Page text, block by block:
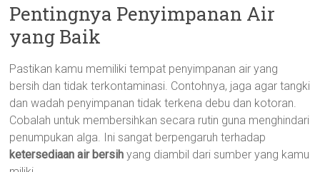
Pentingnya Penyimpanan Air
yang Baik
Pastikan kamu memiliki tempat penyimpanan air yang
bersih dan tidak terkontaminasi. Contohnya, jaga agar tangki
dan wadah penyimpanan tidak terkena debu dan kotoran.
Cobalah untuk membersihkan secara rutin guna menghindari
penumpukan alga. Ini sangat berpengaruh terhadap
ketersediaan air bersih yang diambil dari sumber yang kamu